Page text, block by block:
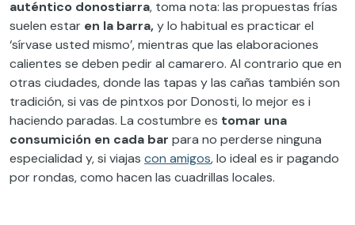
auténtico donostiarra, toma nota: las propuestas frías
suelen estar en la barra,y lo habitual es practicar el
‘sírvase usted mismo’, mientras que las elaboraciones
calientes se deben pedir al camarero. Al contrario que en
otras ciudades, donde las tapas y las cañas también son
tradición, si vas de pintxos por Donosti, lo mejor es i
haciendo paradas. La costumbre es tomar una
consumición en cada bar para no perderse ninguna
especialidad y, si viajas con amigos, lo ideal es ir pagando
por rondas, como hacen las cuadrillas locales.